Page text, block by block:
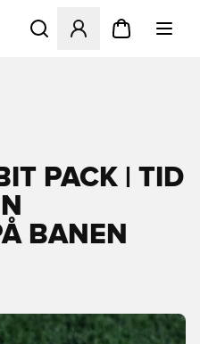
Åbner en Modal til at
PACK | TID
BANEN